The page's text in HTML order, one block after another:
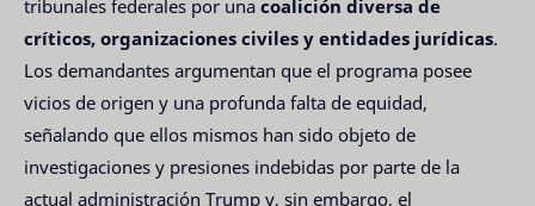
tribunales federales por una coalición diversa de
críticos, organizaciones civiles y entidades jurídicas.
Los demandantes argumentan que el programa posee
vicios de origen y una profunda falta de equidad,
señalando que ellos mismos han sido objeto de
investigaciones y presiones indebidas por parte de la
actual administración Trump y, sin embargo, el